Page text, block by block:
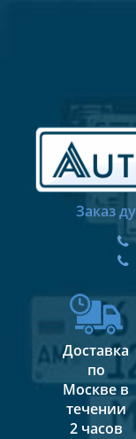
Заказ
Доставка
по
Москве в
течении
2 часов